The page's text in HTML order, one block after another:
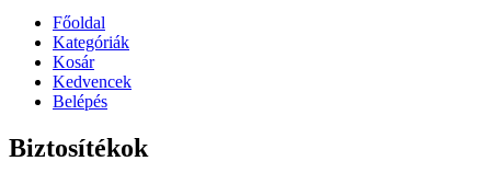
Főoldal
Kategóriák
Kosár
Kedvencek
Belépés
Biztosítékok